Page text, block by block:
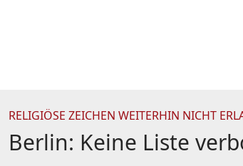
RELIGIÖSE ZEICHEN WEITERHIN NICHT
Berlin: Keine Liste